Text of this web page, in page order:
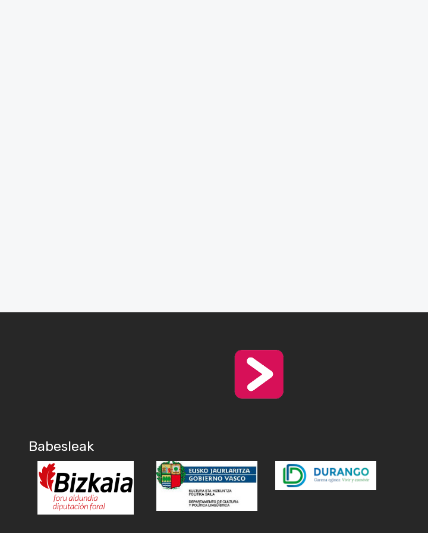
Babesleak